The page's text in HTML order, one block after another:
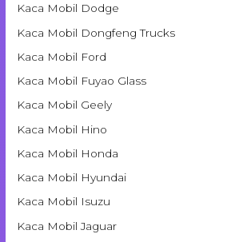
Kaca Mobil Dodge
Kaca Mobil Dongfeng Trucks
Kaca Mobil Ford
Kaca Mobil Fuyao Glass
Kaca Mobil Geely
Kaca Mobil Hino
Kaca Mobil Honda
Kaca Mobil Hyundai
Kaca Mobil Isuzu
Kaca Mobil Jaguar